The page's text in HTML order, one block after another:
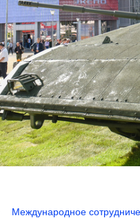
Международное